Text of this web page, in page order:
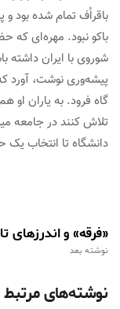
باقراُف تمام شده بود و
باکو نبود. مهره‌ای که
شوروی با ایران داشته
پیشه‌وری نوشت، آورد که
گاه فرود. به یاران او
تلاش کنند در جامعه
دانشگاه تا انتخاب یک
«فرقه» و اندرزهای
نوشته بعد
نوشته‌های مرتبط